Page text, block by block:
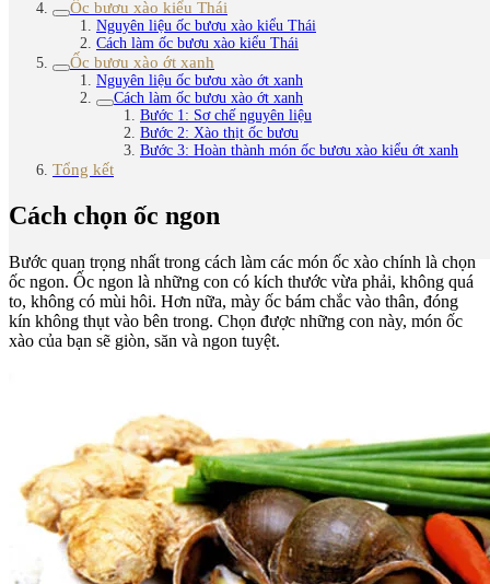
Ốc bươu xào kiểu Thái
Nguyên liệu ốc bươu xào kiểu Thái
Cách làm ốc bươu xào kiểu Thái
Ốc bươu xào ớt xanh
Nguyên liệu ốc bươu xào ớt xanh
Cách làm ốc bươu xào ớt xanh
Bước 1: Sơ chế nguyên liệu
Bước 2: Xào thịt ốc bươu
Bước 3: Hoàn thành món ốc bươu xào kiểu ớt xanh
Tổng kết
Cách chọn ốc ngon
Bước quan trọng nhất trong cách làm các món ốc xào chính là chọn
ốc ngon. Ốc ngon là những con có kích thước vừa phải, không quá
to, không có mùi hôi. Hơn nữa, mày ốc bám chắc vào thân, đóng
kín không thụt vào bên trong. Chọn được những con này, món ốc
xào của bạn sẽ giòn, săn và ngon tuyệt.